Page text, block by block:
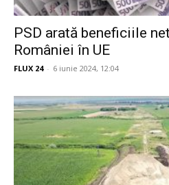
PSD arată beneficiile
României în UE
FLUX 24 - 6 iunie 2024, 12:04